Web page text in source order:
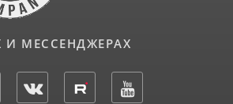
И МЕССЕНДЖЕРАХ